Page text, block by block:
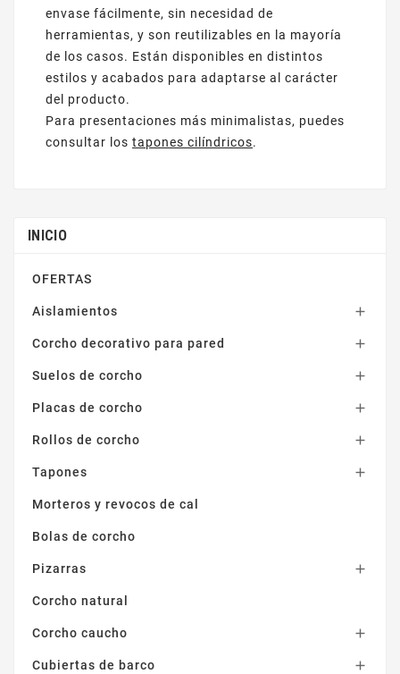
envase fácilmente, sin necesidad de
herramientas, y son reutilizables en la mayoría
de los casos. Están disponibles en distintos
estilos y acabados para adaptarse al carácter
del producto.
Para presentaciones más minimalistas, puedes
consultar los tapones cilíndricos.
INICIO
OFERTAS
Aislamientos 
Corcho decorativo para pared 
Suelos de corcho 
Placas de corcho 
Rollos de corcho 
Tapones 
Morteros y revocos de cal
Bolas de corcho
Pizarras 
Corcho natural
Corcho caucho 
Cubiertas de barco 